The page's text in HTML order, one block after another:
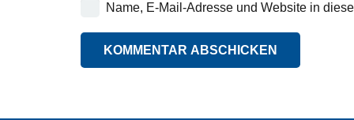
Name, E-Mail-Adresse und Website in
KOMMENTAR ABSCHICKEN